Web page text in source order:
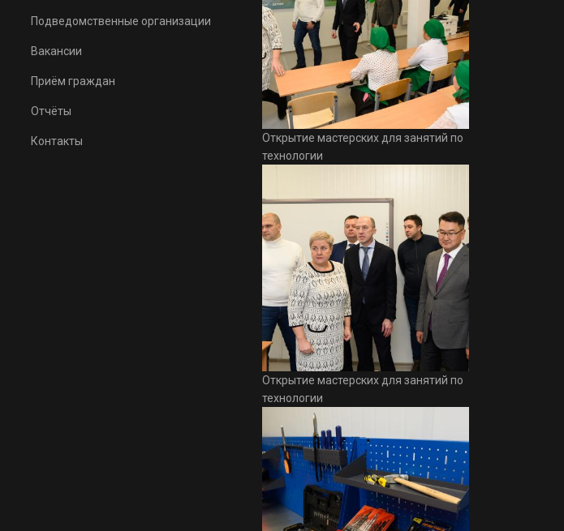
Подведомственные организации
Вакансии
Приём граждан
Отчёты
Контакты
Открытие мастерских для занятий по
технологии
Открытие мастерских для занятий по
технологии